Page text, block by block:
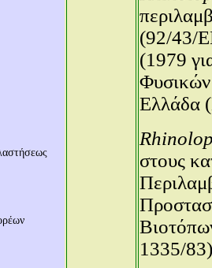
(92/43/
(1979
Φυσικών
Ελλάδα
στους
1335/